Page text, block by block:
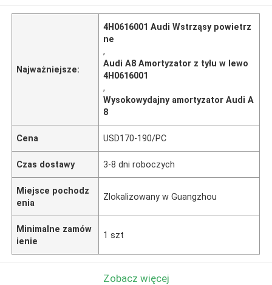
Najważniejsze:
4H0616001 Audi Wstrząsy powietrz
ne
,
Audi A8 Amortyzator z tyłu w lewo
4H0616001
,
Wysokowydajny amortyzator Audi A
8
Cena USD170-190/PC
Czas dostawy 3-8 dni roboczych
Miejsce pochodz
enia
Zlokalizowany w Guangzhou
Minimalne zamów
ienie
1 szt
Zobacz więcej